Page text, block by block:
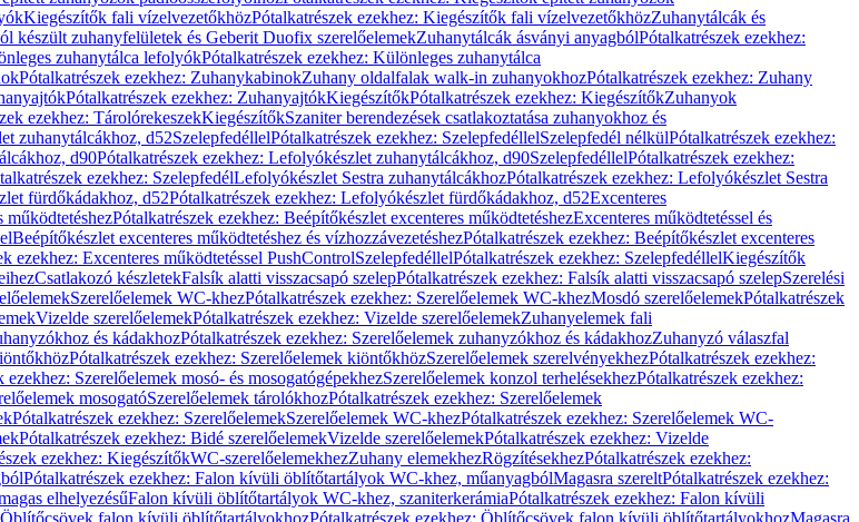
Kiegészítők fali vízelvezetőkhözPótalkatrészek ezekhez: Kiegészítők fali vízelvezetőkhözZuhanytálcák és
készült zuhanyfelületek és Geberit Duofix szerelőelemekZuhanytálcák ásványi anyagbólPótalkatrészek ezekhez:
zuhanytálca lefolyókPótalkatrészek ezekhez: Különleges zuhanytálca
Pótalkatrészek ezekhez: ZuhanykabinokZuhany oldalfalak walk-in zuhanyokhozPótalkatrészek ezekhez: Zuhany
Pótalkatrészek ezekhez: ZuhanyajtókKiegészítőkPótalkatrészek ezekhez: KiegészítőkZuhanyok
ezekhez: TárolórekeszekKiegészítőkSzaniter berendezések csatlakoztatása zuhanyokhoz és
zuhanytálcákhoz, d52SzelepfedéllelPótalkatrészek ezekhez: SzelepfedéllelSzelepfedél nélkülPótalkatrészek ezekhez:
d90Pótalkatrészek ezekhez: Lefolyókészlet zuhanytálcákhoz, d90SzelepfedéllelPótalkatrészek ezekhez:
ezekhez: SzelepfedélLefolyókészlet Sestra zuhanytálcákhozPótalkatrészek ezekhez: Lefolyókészlet Sestra
fürdőkádakhoz, d52Pótalkatrészek ezekhez: Lefolyókészlet fürdőkádakhoz, d52Excenteres
működtetéshezPótalkatrészek ezekhez: Beépítőkészlet excenteres működtetéshezExcenteres működtetéssel és
Beépítőkészlet excenteres működtetéshez és vízhozzávezetéshezPótalkatrészek ezekhez: Beépítőkészlet excenteres
ezekhez: Excenteres működtetéssel PushControlSzelepfedéllelPótalkatrészek ezekhez: SzelepfedéllelKiegészítők
Csatlakozó készletekFalsík alatti visszacsapó szelepPótalkatrészek ezekhez: Falsík alatti visszacsapó szelepSzerelési
Szerelőelemek WC-khezPótalkatrészek ezekhez: Szerelőelemek WC-khezMosdó szerelőelemekPótalkatrészek
Vizelde szerelőelemekPótalkatrészek ezekhez: Vizelde szerelőelemekZuhanyelemek fali
és kádakhozPótalkatrészek ezekhez: Szerelőelemek zuhanyzókhoz és kádakhozZuhanyzó válaszfal
Pótalkatrészek ezekhez: Szerelőelemek kiöntőkhözSzerelőelemek szerelvényekhezPótalkatrészek ezekhez:
ezekhez: Szerelőelemek mosó- és mosogatógépekhezSzerelőelemek konzol terhelésekhezPótalkatrészek ezekhez:
mosogatóSzerelőelemek tárolókhozPótalkatrészek ezekhez: Szerelőelemek
Pótalkatrészek ezekhez: SzerelőelemekSzerelőelemek WC-khezPótalkatrészek ezekhez: Szerelőelemek WC-
Pótalkatrészek ezekhez: Bidé szerelőelemekVizelde szerelőelemekPótalkatrészek ezekhez: Vizelde
ezekhez: KiegészítőkWC-szerelőelemekhezZuhany elemekhezRögzítésekhezPótalkatrészek ezekhez:
Pótalkatrészek ezekhez: Falon kívüli öblítőtartályok WC-khez, műanyagbólMagasra szereltPótalkatrészek ezekhez:
elhelyezésűFalon kívüli öblítőtartályok WC-khez, szaniterkerámiaPótalkatrészek ezekhez: Falon kívüli
Öblítőcsövek falon kívüli öblítőtartályokhozPótalkatrészek ezekhez: Öblítőcsövek falon kívüli öblítőtartályokhozMagasra